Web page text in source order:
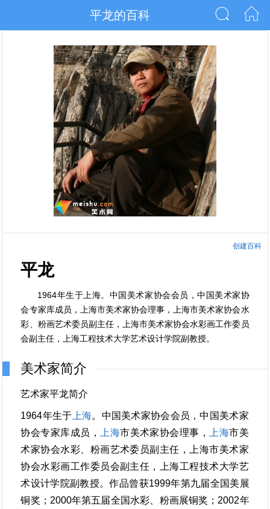
平龙的百科
创建百科
平龙
1964年生于上海。中国美术家协会会员，中国美术家协
会专家库成员，上海市美术家协会理事，上海市美术家协会水
彩、粉画艺术委员副主任，上海市美术家协会水彩画工作委员
会副主任，上海工程技术大学艺术设计学院副教授。
美术家简介
艺术家平龙简介
1964年生于 上海。中国美术家协会会员，中国美术家
协会专家库成员，
上海市美术家协会理事， 上海市美
术家协会水彩、粉画艺术委员副主任，上海市美术家
协会水彩画工作委员会副主任，上海工程技术大学艺
术设计学院副教授。作品曾获1999年第九届全国美展
铜奖；2000年第五届全国水彩、粉画展铜奖；2002年